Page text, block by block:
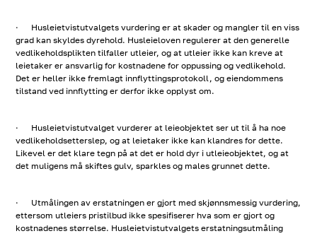
· Husleietvistutvalgets vurdering er at skader og mangler til en viss
grad kan skyldes dyrehold. Husleieloven regulerer at den generelle
vedlikeholdsplikten tilfaller utleier, og at utleier ikke kan kreve at
leietaker er ansvarlig for kostnadene for oppussing og vedlikehold.
Det er heller ikke fremlagt innflyttingsprotokoll, og eiendommens
tilstand ved innflytting er derfor ikke opplyst om.
· Husleietvistutvalget vurderer at leieobjektet ser ut til å ha noe
vedlikeholdsetterslep, og at leietaker ikke kan klandres for dette.
Likevel er det klare tegn på at det er hold dyr i utleieobjektet, og at
det muligens må skiftes gulv, sparkles og males grunnet dette.
· Utmålingen av erstatningen er gjort med skjønnsmessig vurdering,
ettersom utleiers pristilbud ikke spesifiserer hva som er gjort og
kostnadenes størrelse. Husleietvistutvalgets erstatningsutmåling